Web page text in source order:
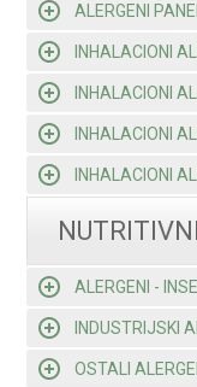
ALERGENI
INHALACIONI
INHALACIONI
INHALACIONI
INHALACIONI
ALERGENI -
INDUSTRIJSKI
OSTALI